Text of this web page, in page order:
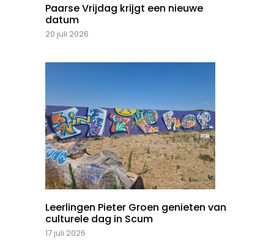
Paarse Vrijdag krijgt een nieuwe
datum
20 juli 2026
Leerlingen Pieter Groen genieten van
culturele dag in Scum
17 juli 2026